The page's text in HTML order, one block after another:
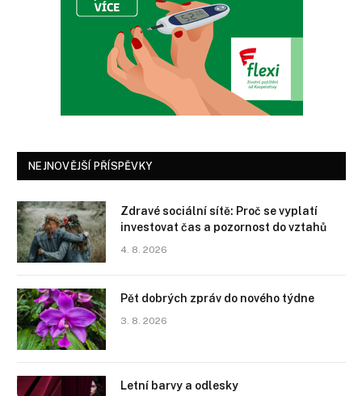
NEJNOVĚJŠÍ PŘÍSPĚVKY
Zdravé sociální sítě: Proč se vyplatí
investovat čas a pozornost do vztahů
4. 8. 2026
Pět dobrých zpráv do nového týdne
3. 8. 2026
Letní barvy a odlesky